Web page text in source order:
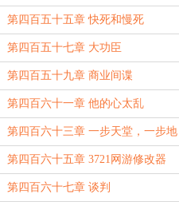
天。
第四百五十五章 快死和慢死
第四百五十七章 大功臣
第四百五十九章 商业间谍
第四百六十一章 他的心太乱
第四百六十三章 一步天堂，一步地
狱。
第四百六十五章 3721网游修改器
第四百六十七章 谈判